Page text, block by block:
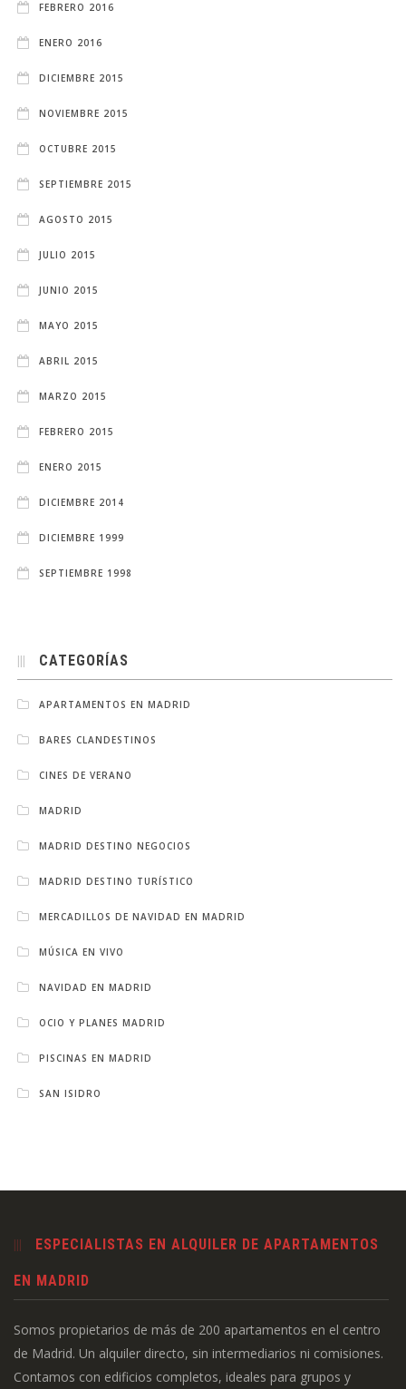
FEBRERO 2016
ENERO 2016
DICIEMBRE 2015
NOVIEMBRE 2015
OCTUBRE 2015
SEPTIEMBRE 2015
AGOSTO 2015
JULIO 2015
JUNIO 2015
MAYO 2015
ABRIL 2015
MARZO 2015
FEBRERO 2015
ENERO 2015
DICIEMBRE 2014
DICIEMBRE 1999
SEPTIEMBRE 1998
CATEGORÍAS
APARTAMENTOS EN MADRID
BARES CLANDESTINOS
CINES DE VERANO
MADRID
MADRID DESTINO NEGOCIOS
MADRID DESTINO TURÍSTICO
MERCADILLOS DE NAVIDAD EN MADRID
MÚSICA EN VIVO
NAVIDAD EN MADRID
OCIO Y PLANES MADRID
PISCINAS EN MADRID
SAN ISIDRO
ESPECIALISTAS EN ALQUILER DE APARTAMENTOS
EN MADRID
Somos propietarios de más de 200 apartamentos en el centro
de Madrid. Un alquiler directo, sin intermediarios ni comisiones.
Contamos con edificios completos, ideales para grupos y